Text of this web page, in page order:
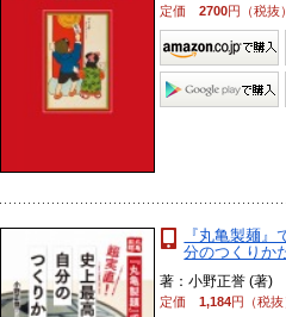
定価2700円（税抜）
『丸亀製麺
分のつくりか
著：小野正誉 (著)
定価1,184円（税抜